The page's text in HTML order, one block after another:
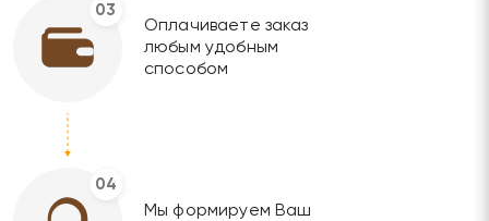
03
Оплачиваете заказ
любым удобным
способом
04
Мы формируем Ваш